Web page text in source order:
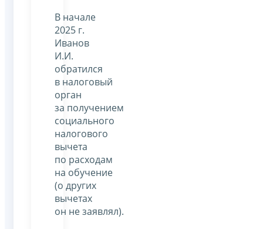
В начале
2025 г.
Иванов
И.И.
обратился
в налоговый
орган
за получением
социального
налогового
вычета
по расходам
на обучение
(о других
вычетах
он не заявлял).